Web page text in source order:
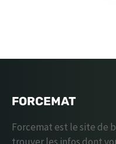
FORCEMAT
Forcemat est le site de